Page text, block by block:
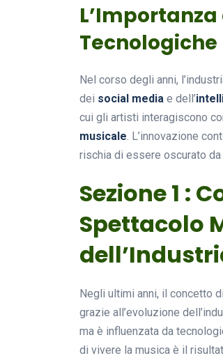
Tecnologiche
Nel corso degli anni,
dei social media e dell’
cui gli artisti interagiscono
musicale. L’innovazione
rischia di essere oscurato
Sezione 1 :
Spettacolo
Negli ultimi anni, il concetto di
grazie all’evoluzione
ma è influenzata da
di vivere la musica è il